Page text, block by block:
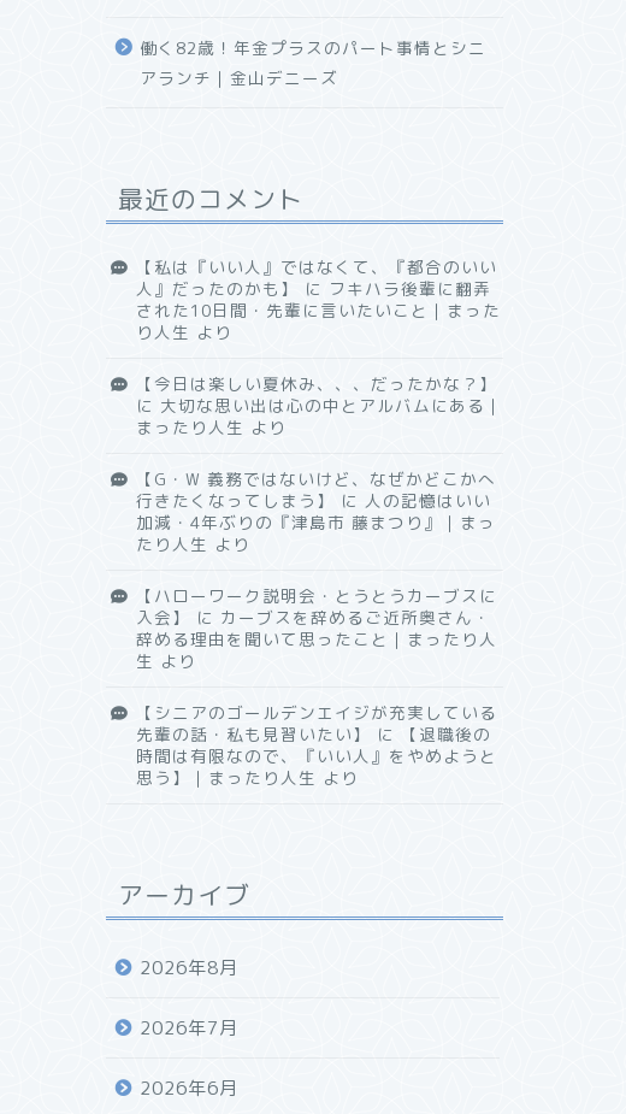
働く82歳！年金プラスのパート事情とシニ
アランチ｜金山デニーズ
最近のコメント
【私は『いい人』ではなくて、『都合のいい
人』だったのかも】
に フキハラ後輩に翻弄
された10日間・先輩に言いたいこと｜まった
り人生 より
【今日は楽しい夏休み、、、だったかな？】
に 大切な思い出は心の中とアルバムにある｜
まったり人生 より
【G・W 義務ではないけど、なぜかどこかへ
行きたくなってしまう】
に 人の記憶はいい
加減・4年ぶりの『津島市 藤まつり』｜まっ
たり人生 より
【ハローワーク説明会・とうとうカーブスに
入会】
に カーブスを辞めるご近所奥さん・
辞める理由を聞いて思ったこと｜まったり人
生 より
【シニアのゴールデンエイジが充実している
先輩の話・私も見習いたい】
に
【退職後の
時間は有限なので、『いい人』をやめようと
思う】｜まったり人生 より
アーカイブ
2026年8月
2026年7月
2026年6月